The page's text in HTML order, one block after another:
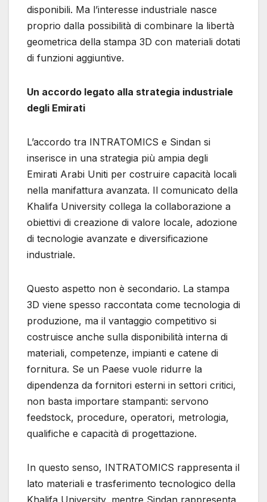
disponibili. Ma l’interesse industriale nasce
proprio dalla possibilità di combinare la libertà
geometrica della stampa 3D con materiali dotati
di funzioni aggiuntive.
Un accordo legato alla strategia industriale
degli Emirati
L’accordo tra INTRATOMICS e Sindan si
inserisce in una strategia più ampia degli
Emirati Arabi Uniti per costruire capacità locali
nella manifattura avanzata. Il comunicato della
Khalifa University collega la collaborazione a
obiettivi di creazione di valore locale, adozione
di tecnologie avanzate e diversificazione
industriale.
Questo aspetto non è secondario. La stampa
3D viene spesso raccontata come tecnologia di
produzione, ma il vantaggio competitivo si
costruisce anche sulla disponibilità interna di
materiali, competenze, impianti e catene di
fornitura. Se un Paese vuole ridurre la
dipendenza da fornitori esterni in settori critici,
non basta importare stampanti: servono
feedstock, procedure, operatori, metrologia,
qualifiche e capacità di progettazione.
In questo senso, INTRATOMICS rappresenta il
lato materiali e trasferimento tecnologico della
Khalifa University, mentre Sindan rappresenta